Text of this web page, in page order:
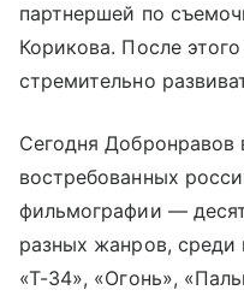
партнершей по
Корикова. После
стремительно
Сегодня Добронравов
востребованных
фильмографии —
разных жанров, среди
«Т-34», «Огонь»,